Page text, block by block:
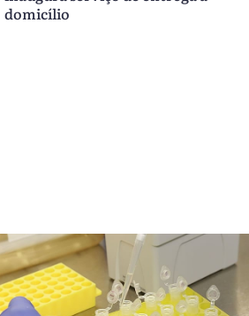
domicílio